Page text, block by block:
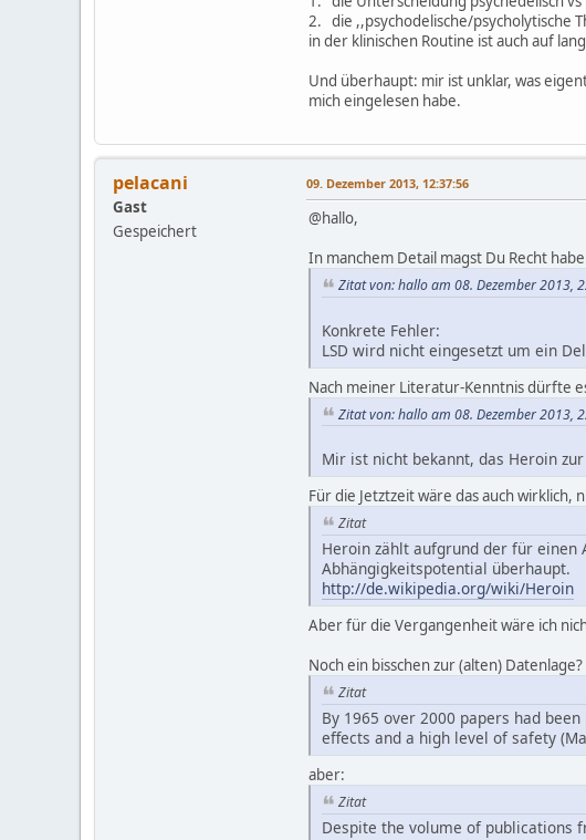
2. die ,,psychodelische/psycholytische
in der klinischen Routine ist auch auf
Und überhaupt: mir ist unklar, was
mich eingelesen habe.
pelacani
Gast
Gespeichert
09. Dezember 2013, 12:37:56
@hallo,
In manchem Detail magst Du Recht
Zitat von: hallo am 08. Dezember 2013,
Konkrete Fehler:
LSD wird nicht eingesetzt um ein
Nach meiner Literatur-Kenntnis dürfte
Zitat von: hallo am 08. Dezember 2013,
Mir ist nicht bekannt, das Heroin
Für die Jetztzeit wäre das auch
Zitat
Heroin zählt aufgrund der für einen
Abhängigkeitspotential überhaupt.
http://de.wikipedia.org/wiki/Heroin
Aber für die Vergangenheit wäre ich
Noch ein bisschen zur (alten) Datenlage?
Zitat
By 1965 over 2000 papers had
effects and a high level of safety
aber:
Zitat
Despite the volume of publications